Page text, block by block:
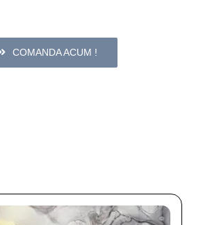
COMANDA ACUM !